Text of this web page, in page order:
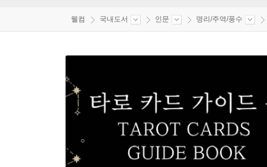
웰컴 국내도서 인문 명리/주역/풍수